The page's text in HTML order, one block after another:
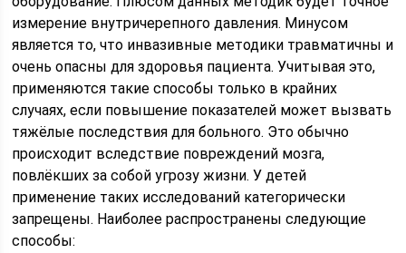
измерение внутричерепного давления. Минусом
является то, что инвазивные методики травматичны и
очень опасны для здоровья пациента. Учитывая это,
применяются такие способы только в крайних
случаях, если повышение показателей может вызвать
тяжёлые последствия для больного. Это обычно
происходит вследствие повреждений мозга,
повлёкших за собой угрозу жизни. У детей
применение таких исследований категорически
запрещены. Наиболее распространены следующие
способы: